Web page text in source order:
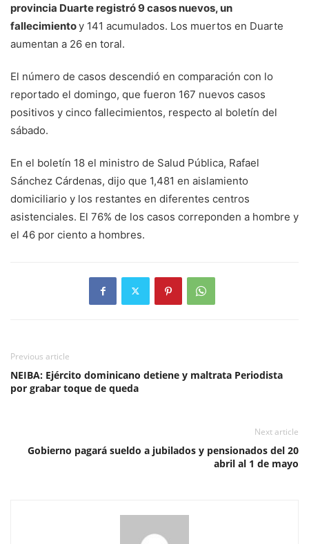
provincia Duarte registró 9 casos nuevos, un
fallecimientoy 141 acumulados. Los muertos en Duarte
aumentan a 26 en toral.
El número de casos descendió en comparación con lo
reportado el domingo, que fueron 167 nuevos casos
positivos y cinco fallecimientos, respecto al boletín del
sábado.
En el boletín 18 el ministro de Salud Pública, Rafael
Sánchez Cárdenas, dijo que 1,481 en aislamiento
domiciliario y los restantes en diferentes centros
asistenciales. El 76% de los casos correponden a hombre y
el 46 por ciento a hombres.
Previous article
NEIBA: Ejército dominicano detiene y maltrata Periodista
por grabar toque de queda
Next article
Gobierno pagará sueldo a jubilados y pensionados del 20
abril al 1 de mayo